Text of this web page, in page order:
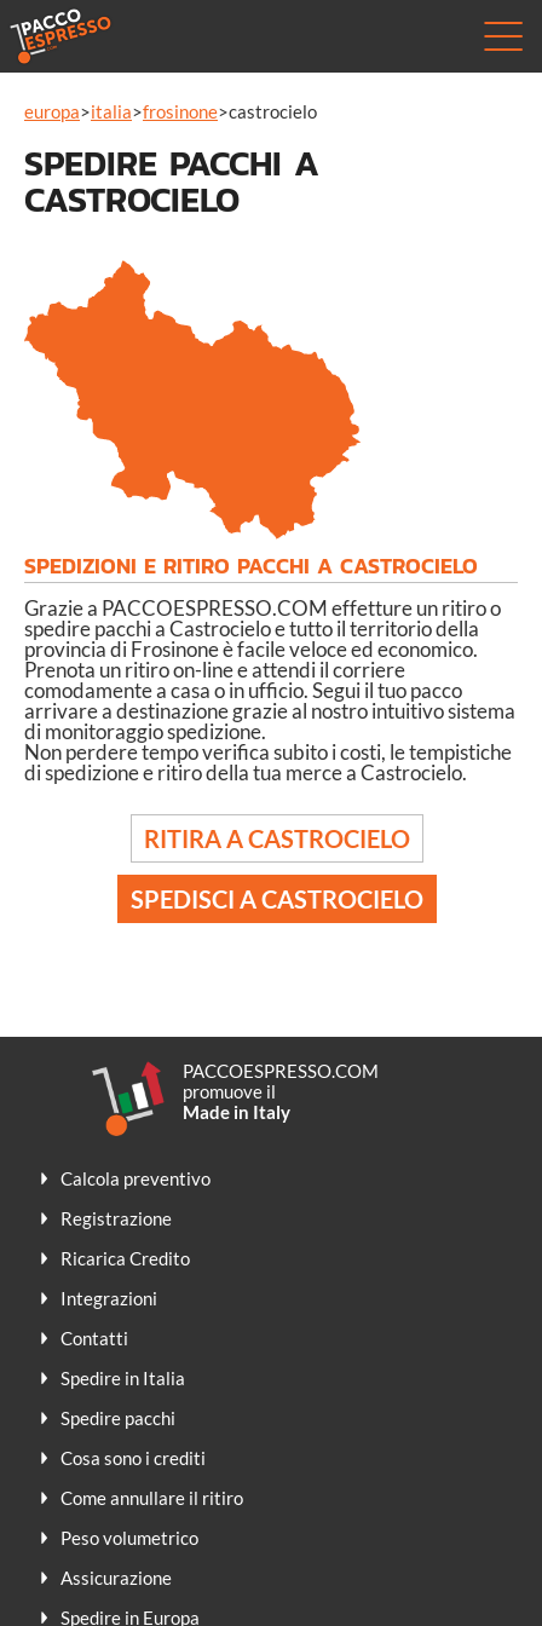
europa>italia>frosinone>castrocielo
SPEDIRE PACCHI A
CASTROCIELO
SPEDIZIONI E RITIRO PACCHI A CASTROCIELO
Grazie a PACCOESPRESSO.COM effetture un ritiro o
spedire pacchi a Castrocielo e tutto il territorio della
provincia di Frosinone è facile veloce ed economico.
Prenota un ritiro on-line e attendi il corriere
comodamente a casa o in ufficio. Segui il tuo pacco
arrivare a destinazione grazie al nostro intuitivo sistema
di monitoraggio spedizione.
Non perdere tempo verifica subito i costi, le tempistiche
di spedizione e ritiro della tua merce a Castrocielo.
RITIRA A CASTROCIELO
SPEDISCI A CASTROCIELO
PACCOESPRESSO.COM
promuove il
Made in Italy
Calcola preventivo
Registrazione
Ricarica Credito
Integrazioni
Contatti
Spedire in Italia
Spedire pacchi
Cosa sono i crediti
Come annullare il ritiro
Peso volumetrico
Assicurazione
Spedire in Europa